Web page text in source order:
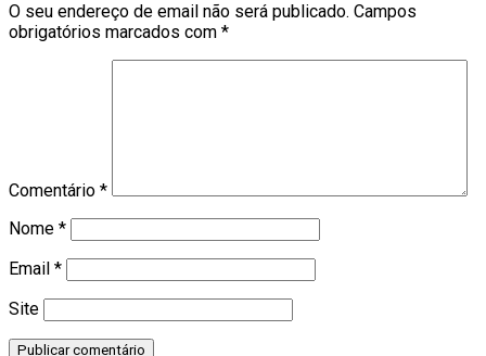
O seu endereço de email não será publicado. Campos
obrigatórios marcados com *
Comentário *
Nome *
Email *
Site